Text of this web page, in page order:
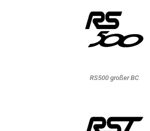
RS500 großer BC